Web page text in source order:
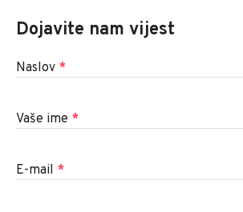
Dojavite nam vijest
Naslov *
Vaše ime *
E-mail *